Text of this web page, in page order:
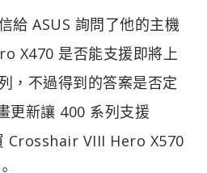
給 ASUS 詢問了他的主機
X470 是否能支援即將上
，不過得到的答案是否定
更新讓 400 系列支援
Crosshair VIII Hero X570